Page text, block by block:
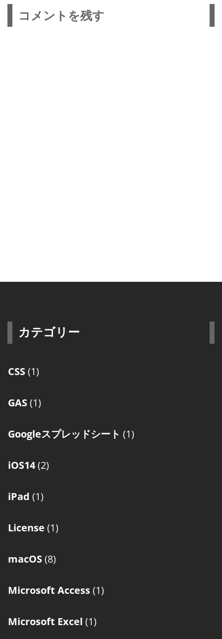
ー
シ
コメントを残す
カテゴリー
CSS(1)
GAS(1)
Googleスプレッドシート (1)
iOS14(2)
iPad (1)
License (1)
macOS(8)
Microsoft Access(1)
Microsoft Excel (1)